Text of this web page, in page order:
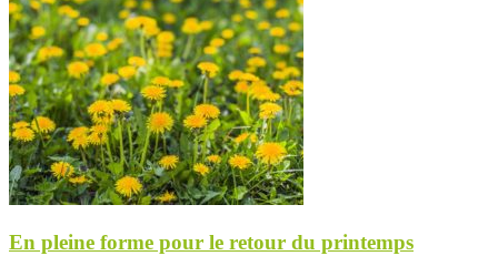
En pleine forme pour le retour du printemps